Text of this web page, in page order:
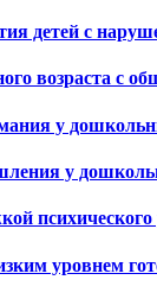
детей с
возраста с
у
у
уровнем